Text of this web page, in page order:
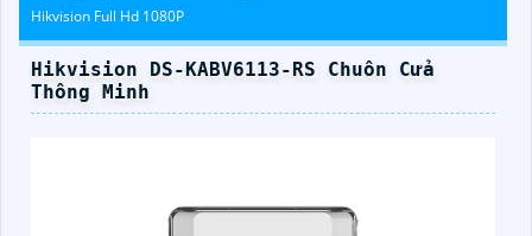
Hikvision Full Hd 1080P
Hikvision DS-KABV6113-RS Chuôn Cửa
Thông Minh